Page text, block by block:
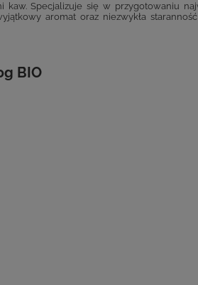
kaw. Specjalizuje się w przygotowaniu
aromat oraz niezwykła
BIO